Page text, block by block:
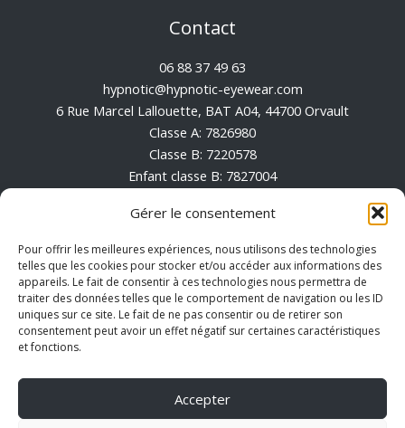
Gérer le consentement
Pour offrir les meilleures expériences, nous utilisons des technologies
telles que les cookies pour stocker et/ou accéder aux informations des
appareils. Le fait de consentir à ces technologies nous permettra de
traiter des données telles que le comportement de navigation ou les ID
uniques sur ce site. Le fait de ne pas consentir ou de retirer son
consentement peut avoir un effet négatif sur certaines caractéristiques
et fonctions.
Accepter
Contact
06 88 37 49 63
hypnotic@hypnotic-eyewear.com
6 Rue Marcel Lallouette, BAT A04, 44700 Orvault
Classe A: 7826980
Classe B: 7220578
Enfant classe B: 7827004
Conditions générales de vente
Mentions Légales
Politique de cookies (UE)